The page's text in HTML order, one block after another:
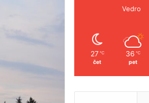
Vedro
27 ℃
čet
36 ℃
pet